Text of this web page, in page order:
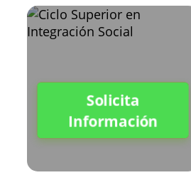
Solicita
Información